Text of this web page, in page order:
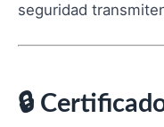
seguridad
🔒